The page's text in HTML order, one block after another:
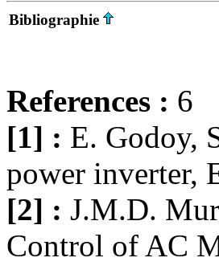
Bibliographie
References : 6
[1] : E. Godoy,
power inverter,
[2] : J.M.D.
Control of AC